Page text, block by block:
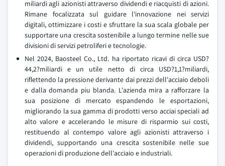
miliardi agli azionisti attraverso dividendi e riacquisti di azioni.
Rimane focalizzata sul guidare l'innovazione nei servizi
digitali, ottimizzare i costi e sfruttare la sua scala globale per
supportare una crescita sostenibile a lungo termine nelle sue
divisioni di servizi petroliferi e tecnologie.
Nel 2024, Baosteel Co., Ltd. ha riportato ricavi di circa USD?
44,2?miliardi e un utile netto di circa USD?1,1?miliardi,
riflettendo la pressione derivante dai prezzi dell'acciaio deboli
e dalla domanda piu blanda. L'azienda mira a rafforzare la
sua posizione di mercato espandendo le esportazioni,
migliorando la sua gamma di prodotti verso acciai speciali ad
alto valore e accelerando le misure di risparmio sui costi,
restituendo al contempo valore agli azionisti attraverso i
dividendi, supportando una crescita sostenibile nelle sue
operazioni di produzione dell'acciaio e industriali.